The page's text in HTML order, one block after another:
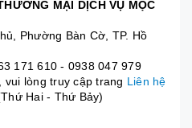
MẠI DỊCH VỤ MỘC
Phường Bàn Cờ, TP. Hồ
171 610 - 0938 047 979
lòng truy cập trang Liên hệ
Hai - Thứ Bảy)